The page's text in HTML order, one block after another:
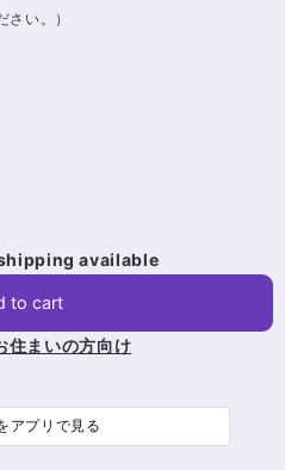
い。）
available
to cart
住まいの方向け
アプリで見る